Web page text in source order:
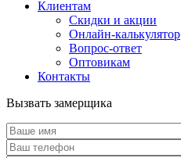
Клиентам
Скидки и акции
Онлайн-калькулятор
Вопрос-ответ
Оптовикам
Контакты
Вызвать замерщика